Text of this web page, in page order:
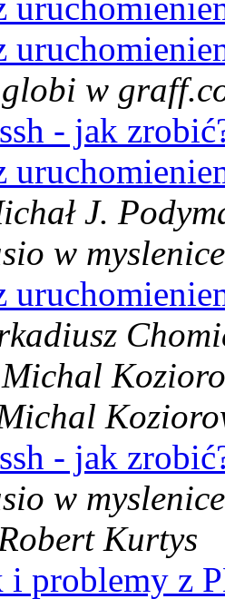
globi w
- jak
J.
w
Michal
- jak
w
Kurtys
i problemy z